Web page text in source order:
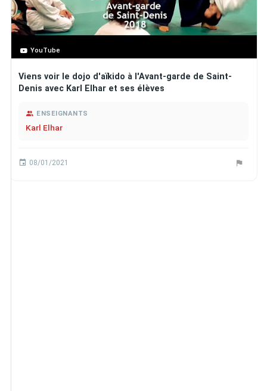
YouTube
Viens voir le dojo d'aïkido à l'Avant-garde de Saint-
Denis avec Karl Elhar et ses élèves
ENSEIGNANTS
Karl Elhar
08/01/2021